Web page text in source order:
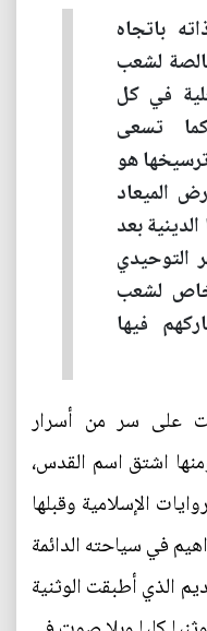
باتجاه
لشعب
في كل
كما تسعى
هو
الميعاد
بعد
التوحيدي
خاص لشعب
فيها
على سر من أسرار
اشتق اسم القدس،
الإسلامية وقبلها
في سياحته الدائمة
الذي أطبقت الوثنية